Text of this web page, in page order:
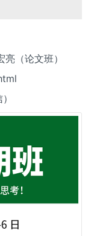
（论文班）